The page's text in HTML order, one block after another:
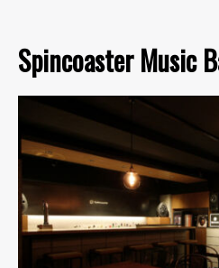
Spincoaster Music